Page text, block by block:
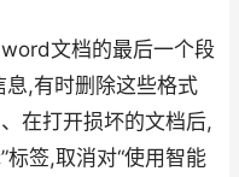
文档的最后一个段
,有时删除这些格式
在打开损坏的文档后,
标签,取消对“使用智能